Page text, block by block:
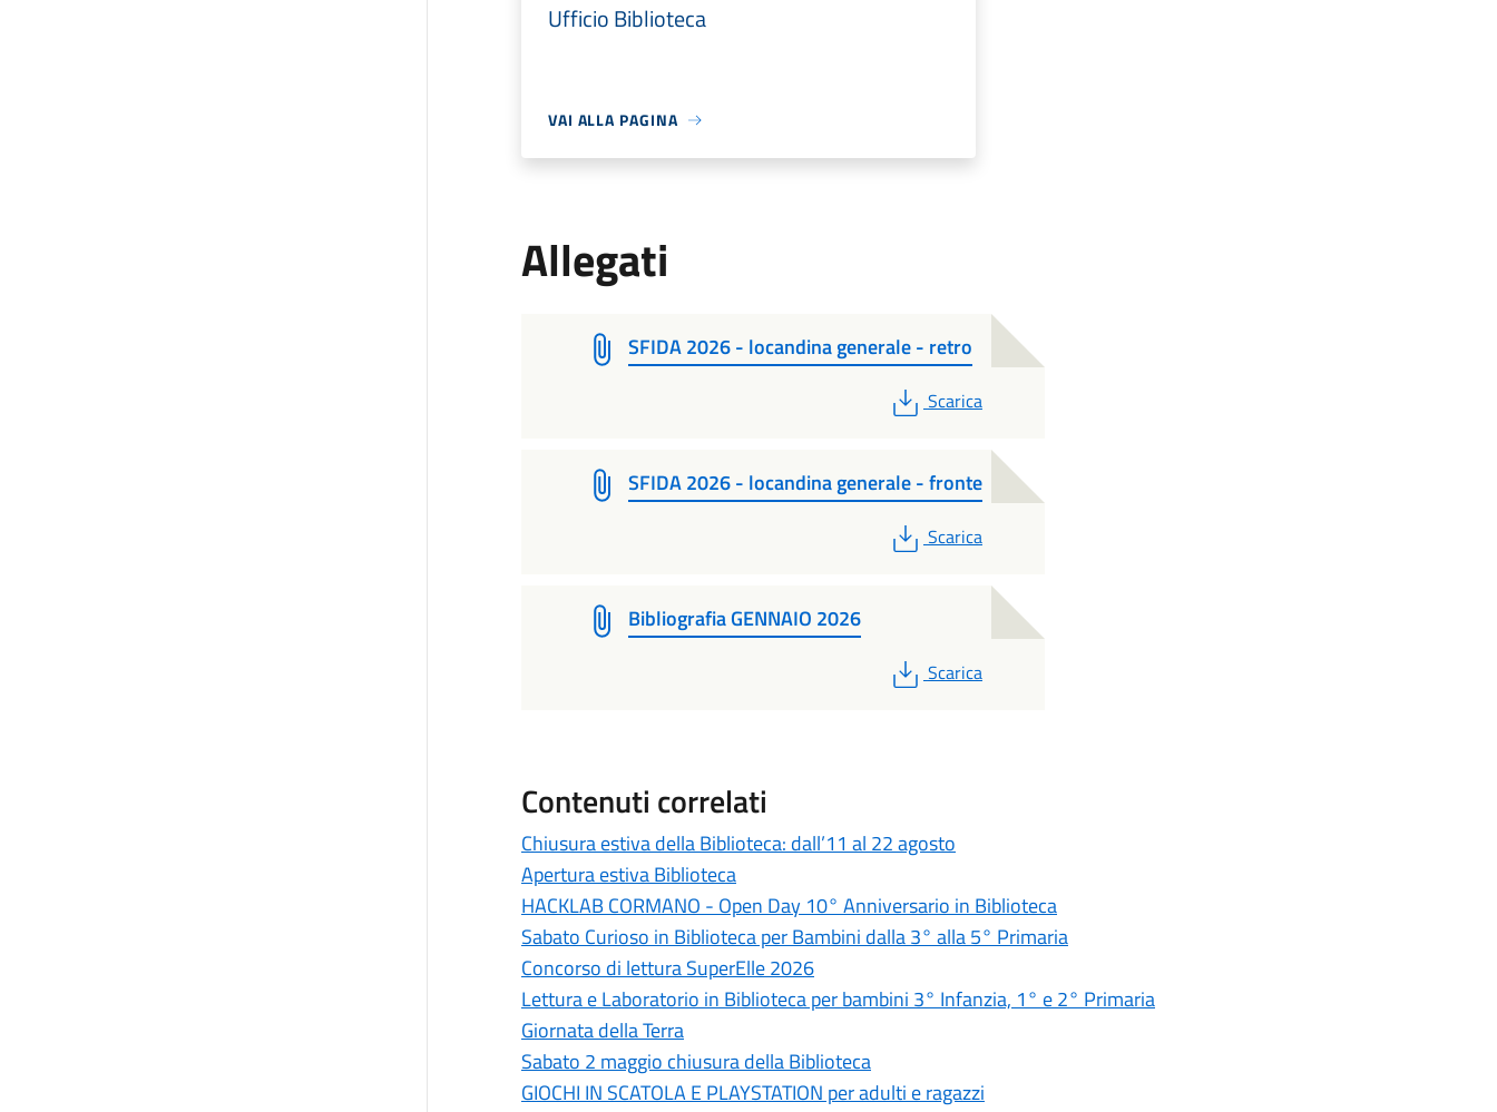
Ufficio Biblioteca
VAI ALLA PAGINA
Allegati
SFIDA 2026 - locandina generale - retro
PDF
Scarica
SFIDA 2026 - locandina generale - fronte
PDF
Scarica
Bibliografia GENNAIO 2026
PDF
Scarica
Contenuti correlati
Chiusura estiva della Biblioteca: dall’11 al 22 agosto
Apertura estiva Biblioteca
HACKLAB CORMANO - Open Day 10° Anniversario in Biblioteca
Sabato Curioso in Biblioteca per Bambini dalla 3° alla 5° Primaria
Concorso di lettura SuperElle 2026
Lettura e Laboratorio in Biblioteca per bambini 3° Infanzia, 1° e 2° Primaria
Giornata della Terra
Sabato 2 maggio chiusura della Biblioteca
GIOCHI IN SCATOLA E PLAYSTATION per adulti e ragazzi